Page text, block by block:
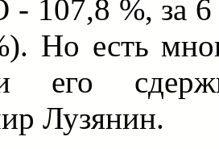
- 107,8 %, за
Но есть
его
Лузянин.